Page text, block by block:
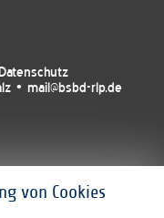
von Cookies
Datenschutz
• mail@bsbd-rlp.de